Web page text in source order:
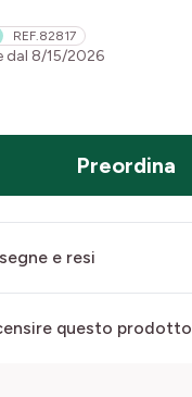
REF.82817
dal 8/15/2026
Preordina
e resi
questo prodotto